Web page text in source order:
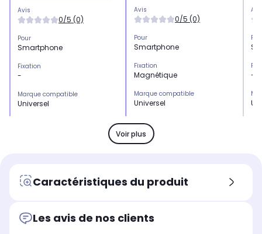
Avis
0/5 (0)
Pour
Smartphone
Fixation
-
Marque compatible
Universel
Avis
0/5 (0)
Pour
Smartphone
Fixation
Magnétique
Marque compatible
Universel
Type
Support
-
Voir plus
Caractéristiques du produit
Les avis de nos clients